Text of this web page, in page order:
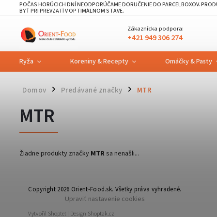
POČAS HORÚCICH DNÍ NEODPORÚČAME DORUČENIE DO PARCELBOXOV.
BYŤ PRI PREVZATÍ V OPTIMÁLNOM STAVE.
Zákaznícka podpora:
+421 949 306 274
Ryža Koreniny & Recepty Omáčky & Pasty
Domov / Predávané značky / MTR
MTR
Žiadne produkty značky MTRsa nenašli...
Copyright 2026 Orient-Food.sk. Všetky práva vyhradené.
Upraviť nastavenie cookies
Vytvořil Shoptet | Design Shoptak.cz